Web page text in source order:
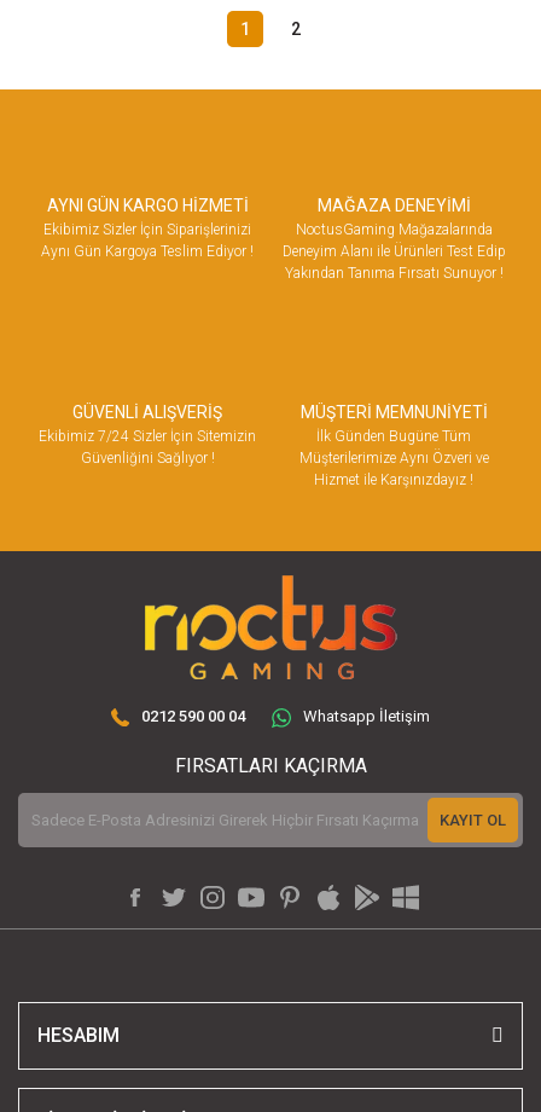
1 2
AYNI GÜN KARGO HİZMETİ
Ekibimiz Sizler İçin Siparişlerinizi
Aynı Gün Kargoya Teslim Ediyor !
MAĞAZA DENEYİMİ
NoctusGaming Mağazalarında
Deneyim Alanı ile Ürünleri Test Edip
Yakından Tanıma Fırsatı Sunuyor !
GÜVENLİ ALIŞVERİŞ
Ekibimiz 7/24 Sizler İçin Sitemizin
Güvenliğini Sağlıyor !
MÜŞTERİ MEMNUNİYETİ
İlk Günden Bugüne Tüm
Müşterilerimize Aynı Özveri ve
Hizmet ile Karşınızdayız !
0212 590 00 04 Whatsapp İletişim
FIRSATLARI KAÇIRMA
KAYIT OL
HESABIM